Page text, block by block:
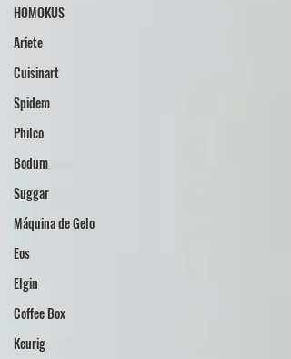
HOMOKUS
Ariete
Cuisinart
Spidem
Philco
Bodum
Suggar
Máquina de Gelo
Eos
Elgin
Coffee Box
Keurig